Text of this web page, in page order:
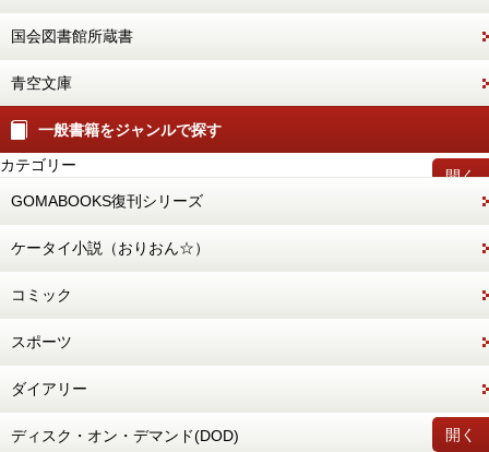
国会図書館所蔵書
青空文庫
一般書籍をジャンルで探す
開く
カテゴリー
GOMABOOKS復刊シリーズ
ケータイ小説（おりおん☆）
コミック
スポーツ
ダイアリー
開く
ディスク・オン・デマンド(DOD)